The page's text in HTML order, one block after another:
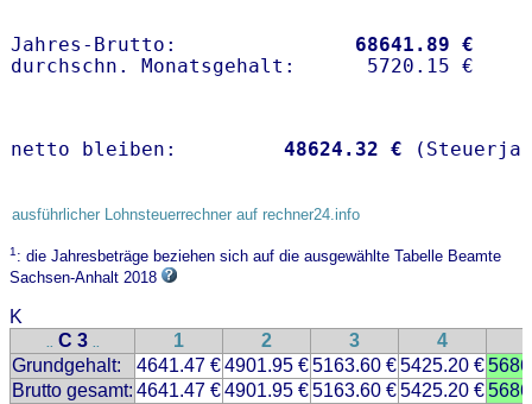
Jahres-Brutto: 68641.89 €
netto bleiben: 48624.32 €
ausführlicher Lohnsteuerrechner auf rechner24.info
1: die Jahresbeträge beziehen sich auf die ausgewählte Tabelle Beamte
Sachsen-Anhalt 2018
K
.. C 3 .. 1 2 3 4
Grundgehalt:
4641.47 €4901.95 €5163.60 €5425.20 €
Brutto gesamt: 4641.47 €4901.95 €5163.60 €5425.20 €